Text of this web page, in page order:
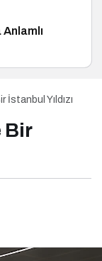
Anlamlı
İstanbul Yıldızı
Bir